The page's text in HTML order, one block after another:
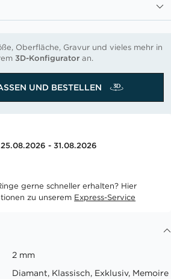
Oberfläche, Gravur und vieles mehr in
3D-Konfiguratoran.
UND BESTELLEN
25.08.2026 - 31.08.2026
gerne schneller erhalten? Hier
zu unserem Express-Service
2 mm
Diamant, Klassisch, Exklusiv, Memoire